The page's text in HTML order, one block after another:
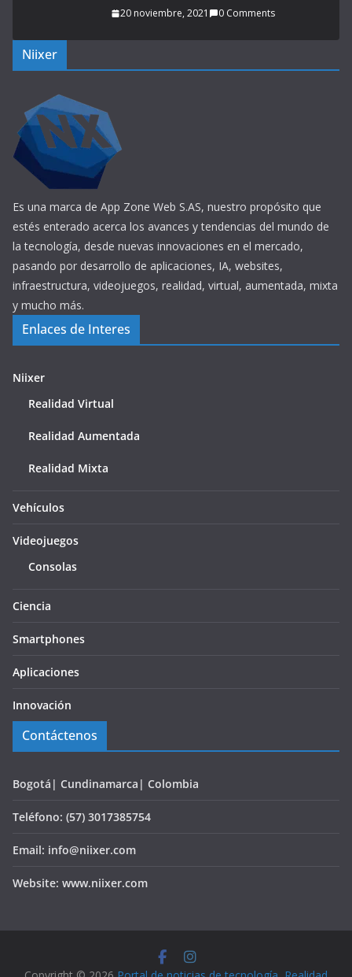
20 noviembre, 2021 0 Comments
Niixer
Es una marca de App Zone Web S.AS, nuestro propósito que
estés enterado acerca los avances y tendencias del mundo de
la tecnología, desde nuevas innovaciones en el mercado,
pasando por desarrollo de aplicaciones, IA, websites,
infraestructura, videojuegos, realidad, virtual, aumentada, mixta
y mucho más.
Enlaces de Interes
Niixer
Realidad Virtual
Realidad Aumentada
Realidad Mixta
Vehículos
Videojuegos
Consolas
Ciencia
Smartphones
Aplicaciones
Innovación
Contáctenos
Bogotá| Cundinamarca| Colombia
Teléfono: (57) 3017385754
Email: info@niixer.com
Website: www.niixer.com